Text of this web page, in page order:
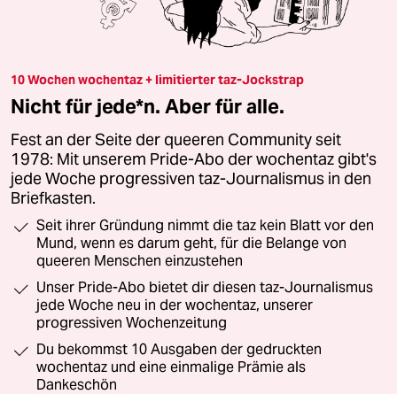
10 Wochen wochentaz + limitierter taz-Jockstrap
Nicht für jede*n. Aber für alle.
Fest an der Seite der queeren Community seit
1978: Mit unserem Pride-Abo der wochentaz gibt's
jede Woche progressiven taz-Journalismus in den
Briefkasten.
Seit ihrer Gründung nimmt die taz kein Blatt vor den
Mund, wenn es darum geht, für die Belange von
queeren Menschen einzustehen
Unser Pride-Abo bietet dir diesen taz-Journalismus
jede Woche neu in der wochentaz, unserer
progressiven Wochenzeitung
Du bekommst 10 Ausgaben der gedruckten
wochentaz und eine einmalige Prämie als
Dankeschön